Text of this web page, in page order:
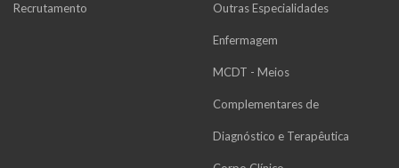
Recrutamento Outras Especialidades
Enfermagem
MCDT - Meios
Complementares de
Diagnóstico e Terapêutica